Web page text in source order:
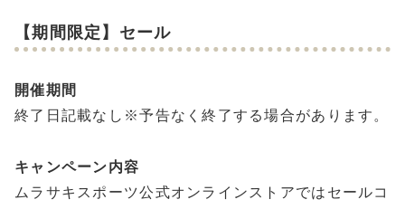
【期間限定】セール
開催期間
終了日記載なし※予告なく終了する場合があります。
キャンペーン内容
ムラサキスポーツ公式オンラインストアではセールコ